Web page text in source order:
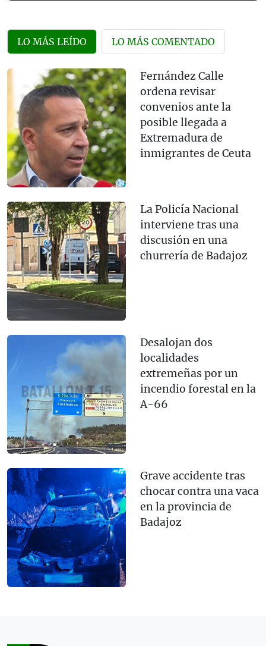
LO MÁS LEÍDO LO MÁS COMENTADO
Fernández Calle
ordena revisar
convenios ante la
posible llegada a
Extremadura de
inmigrantes de Ceuta
La Policía Nacional
interviene tras una
discusión en una
churrería de Badajoz
Desalojan dos
localidades
extremeñas por un
incendio forestal en la
A-66
Grave accidente tras
chocar contra una vaca
en la provincia de
Badajoz